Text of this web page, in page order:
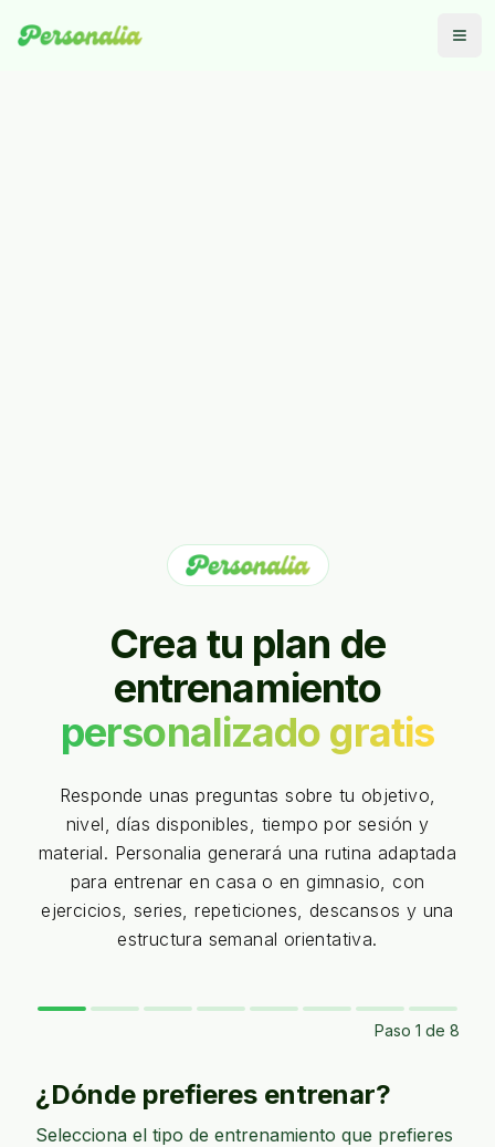
Crea tu plan de
entrenamiento
personalizado gratis
Responde unas preguntas sobre tu objetivo,
nivel, días disponibles, tiempo por sesión y
material. Personalia generará una rutina adaptada
para entrenar en casa o en gimnasio, con
ejercicios, series, repeticiones, descansos y una
estructura semanal orientativa.
Paso 1 de 8
¿Dónde prefieres entrenar?
Selecciona el tipo de entrenamiento que prefieres